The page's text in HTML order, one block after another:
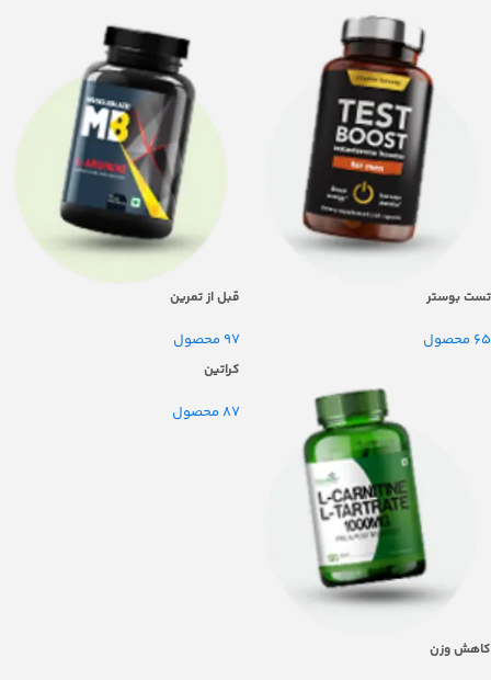
تست بوستر
65 محصول
قبل از تمرین
97 محصول
کاهش وزن
کراتین
87 محصول